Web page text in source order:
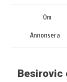
Om
Annonsera
Besirovic